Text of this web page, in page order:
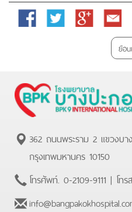
Facebook Twitter
Google
Email
ย้อ
362 ถนนพระราม 2 แขวงบ
กรุงเทพมหานคร 10150
โทรศัพท์. 0-2109-9111 | โทร